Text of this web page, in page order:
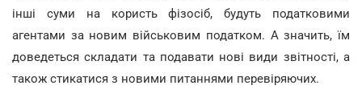
інші суми на користь фізосіб, будуть податковими
агентами за новим військовим податком. А значить, їм
доведеться складати та подавати нові види звітності, а
також стикатися з новими питаннями перевіряючих.